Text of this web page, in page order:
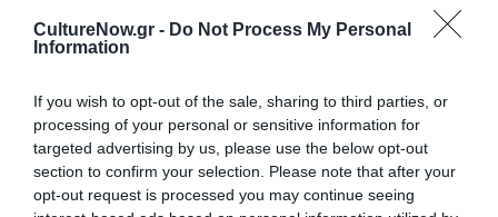
CultureNow.gr - Do Not Process My Personal
Information
If you wish to opt-out of the sale, sharing to third parties, or
processing of your personal or sensitive information for
targeted advertising by us, please use the below opt-out
section to confirm your selection. Please note that after your
opt-out request is processed you may continue seeing
Πολιτισμό στοCulturenow.gr
Tags
ΕΝΤΕΧΝΟ - ΛΑΪΚΟ - ΠΑΡΑΔΟΣΙΑΚΗ
ΜΙΧΑΛΗΣ ΤΖΟΥΓΑΝΑΚΗΣ